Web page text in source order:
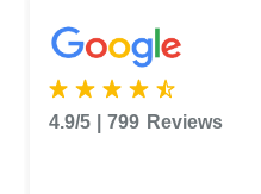
4.9/5 799 Reviews